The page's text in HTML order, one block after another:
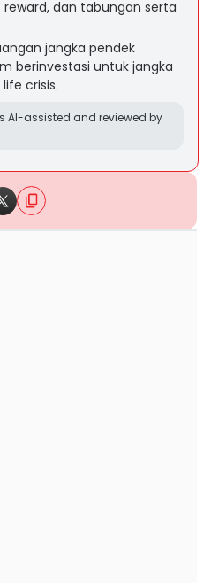
dan tabungan serta
jangka pendek
berinvestasi untuk jangka
crisis.
AI-assisted and reviewed by